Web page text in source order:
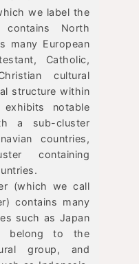
we label the
contains North
many European
Catholic,
cultural
structure within
notable
a sub-cluster
countries,
containing
(which we call
contains many
such as Japan
belong to the
group, and